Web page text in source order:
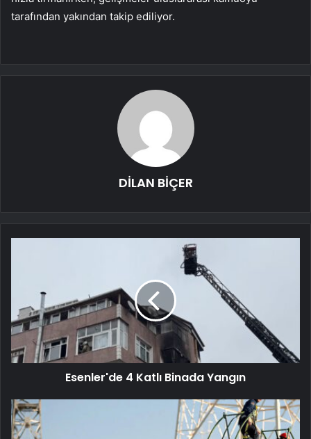
tarafından yakından takip ediliyor.
DİLAN BİÇER
Esenler'de 4 Katlı Binada Yangın